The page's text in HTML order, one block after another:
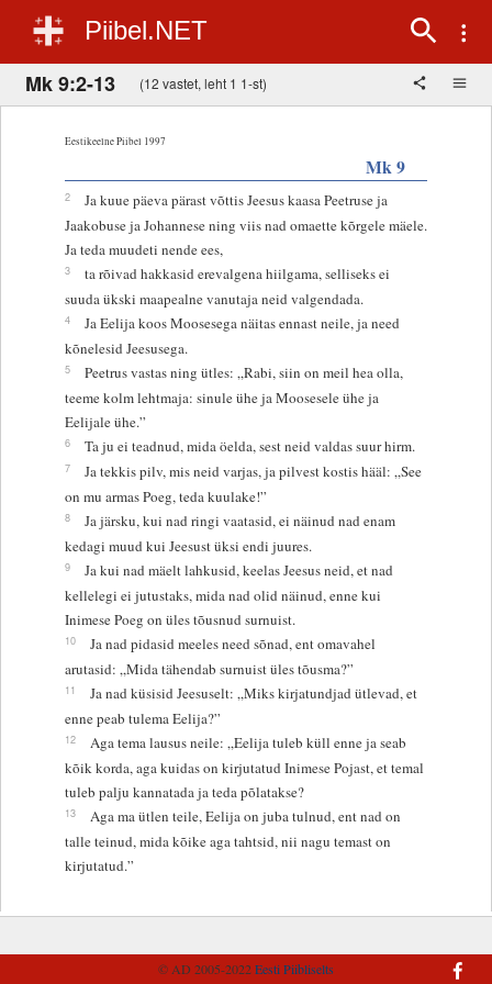
Piibel.NET
Mk 9:2-13 (12 vastet, leht 1 1-st)
Eestikeelne Piibel 1997
Mk 9
2
Ja kuue päeva pärast võttis Jeesus kaasa Peetruse ja
Jaakobuse ja Johannese ning viis nad omaette kõrgele mäele.
Ja teda muudeti nende ees,
3
ta rõivad hakkasid erevalgena hiilgama, selliseks ei
suuda ükski maapealne vanutaja neid valgendada.
4
Ja Eelija koos Moosesega näitas ennast neile, ja need
kõnelesid Jeesusega.
5
Peetrus vastas ning ütles: „Rabi, siin on meil hea olla,
teeme kolm lehtmaja: sinule ühe ja Moosesele ühe ja
Eelijale ühe.”
6 Ta ju ei teadnud, mida öelda, sest neid valdas suur hirm.
7
Ja tekkis pilv, mis neid varjas, ja pilvest kostis hääl: „See
on mu armas Poeg, teda kuulake!”
8
Ja järsku, kui nad ringi vaatasid, ei näinud nad enam
kedagi muud kui Jeesust üksi endi juures.
9
Ja kui nad mäelt lahkusid, keelas Jeesus neid, et nad
kellelegi ei jutustaks, mida nad olid näinud, enne kui
Inimese Poeg on üles tõusnud surnuist.
10
Ja nad pidasid meeles need sõnad, ent omavahel
arutasid: „Mida tähendab surnuist üles tõusma?”
11
Ja nad küsisid Jeesuselt: „Miks kirjatundjad ütlevad, et
enne peab tulema Eelija?”
12
Aga tema lausus neile: „Eelija tuleb küll enne ja seab
kõik korda, aga kuidas on kirjutatud Inimese Pojast, et temal
tuleb palju kannatada ja teda põlatakse?
13
Aga ma ütlen teile, Eelija on juba tulnud, ent nad on
talle teinud, mida kõike aga tahtsid, nii nagu temast on
kirjutatud.”
© AD 2005-2022Eesti Piibliselts